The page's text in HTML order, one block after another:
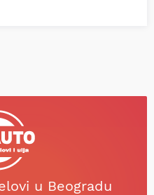
u Beogradu